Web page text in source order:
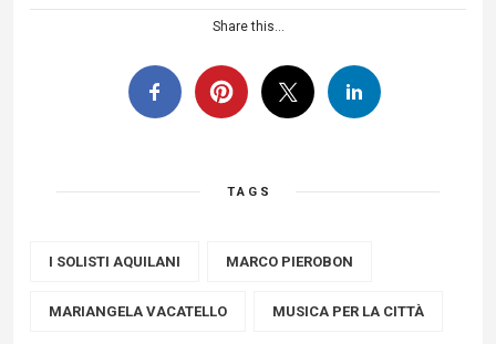
Share this...
TAGS
I SOLISTI AQUILANI MARCO PIEROBON
MARIANGELA VACATELLO MUSICA PER LA CITTÀ